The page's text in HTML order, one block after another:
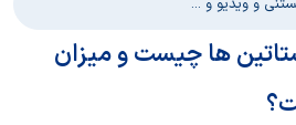
ها چیست و میزان